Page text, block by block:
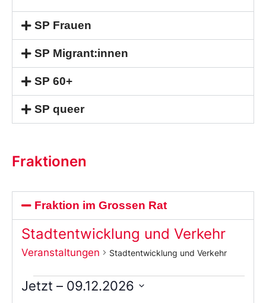
SP Frauen
SP Migrant:innen
SP 60+
SP queer
Fraktionen
Fraktion im Grossen Rat
Stadtentwicklung und Verkehr
Veranstaltungen Stadtentwicklung und Verkehr
Jetzt – 09.12.2026